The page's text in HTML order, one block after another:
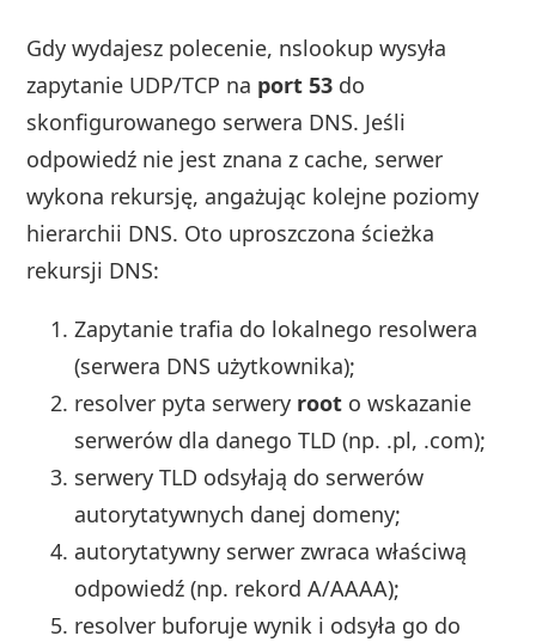
Gdy wydajesz polecenie, nslookup wysyła
zapytanie UDP/TCP na port 53 do
skonfigurowanego serwera DNS. Jeśli
odpowiedź nie jest znana z cache, serwer
wykona rekursję, angażując kolejne poziomy
hierarchii DNS. Oto uproszczona ścieżka
rekursji DNS:
Zapytanie trafia do lokalnego resolwera
(serwera DNS użytkownika);
resolver pyta serwery root o wskazanie
serwerów dla danego TLD (np. .pl, .com);
serwery TLD odsyłają do serwerów
autorytatywnych danej domeny;
autorytatywny serwer zwraca właściwą
odpowiedź (np. rekord A/AAAA);
resolver buforuje wynik i odsyła go do